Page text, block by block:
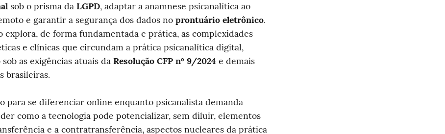
sob o prisma da LGPD, adaptar a anamnese psicanalítica ao
e garantir a segurança dos dados no prontuário eletrônico.
explora, de forma fundamentada e prática, as complexidades
e clínicas que circundam a prática psicanalítica digital,
as exigências atuais da Resolução CFP nº 9/2024 e demais
brasileiras.
para se diferenciar online enquanto psicanalista demanda
como a tecnologia pode potencializar, sem diluir, elementos
e a contratransferência, aspectos nucleares da prática